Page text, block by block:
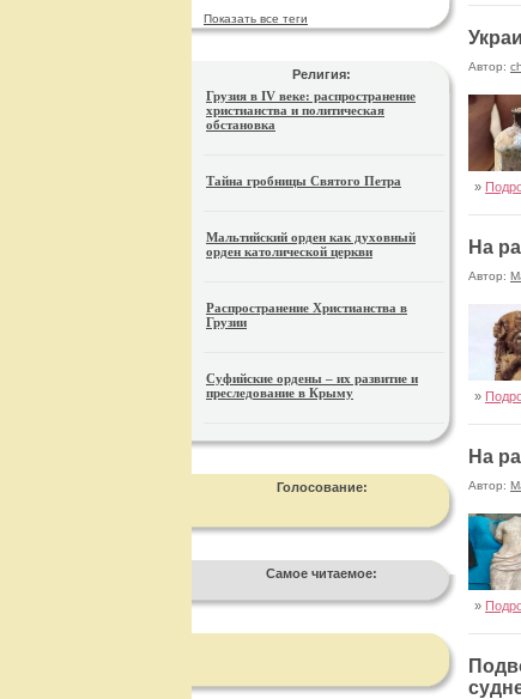
Показать все теги
Религия:
Грузия в IV веке: распространение
христианства и политическая
обстановка
Тайна гробницы Святого Петра
Мальтийский орден как духовный
орден католической церкви
Распространение Христианства в
Грузии
Суфийские ордены – их развитие и
преследование в Крыму
Голосование:
Самое читаемое:
Автор:
»
На
Автор:
»
На
Автор:
»